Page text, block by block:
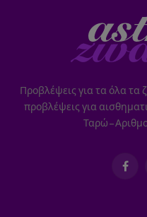
Προβλέψεις για τα όλα τα
προβλέψεις για
Ταρώ –